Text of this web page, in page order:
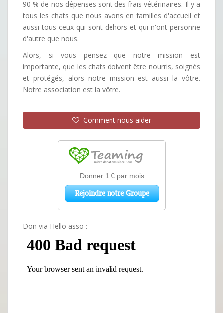
90 % de nos dépenses sont des frais vétérinaires. Il y a
tous les chats que nous avons en familles d'accueil et
aussi tous ceux qui sont dehors et qui n'ont personne
d'autre que nous.
Alors, si vous pensez que notre mission est
importante, que les chats doivent être nourris, soignés
et protégés, alors notre mission est aussi la vôtre.
Notre association est la vôtre.
Comment nous aider
Don via Hello asso :